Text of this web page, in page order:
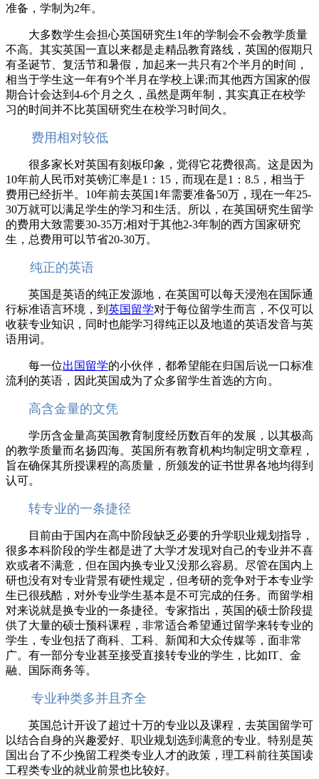
准备，学制为2年。
大多数学生会担心英国研究生1年的学制会不会教学质量
不高。其实英国一直以来都是走精品教育路线，英国的假期只
有圣诞节、复活节和暑假，加起来一共只有2个半月的时间，
相当于学生这一年有9个半月在学校上课;而其他西方国家的假
期合计会达到4-6个月之久，虽然是两年制，其实真正在校学
习的时间并不比英国研究生在校学习时间久。
费用相对较低
很多家长对英国有刻板印象，觉得它花费很高。这是因为
10年前人民币对英镑汇率是1：15，而现在是1：8.5，相当于
费用已经折半。10年前去英国1年需要准备50万，现在一年25-
30万就可以满足学生的学习和生活。所以，在英国研究生留学
的费用大致需要30-35万;相对于其他2-3年制的西方国家研究
生，总费用可以节省20-30万。
纯正的英语
英国是英语的纯正发源地，在英国可以每天浸泡在国际通
行标准语言环境，到 英国留学对于每位留学生而言，不仅可以
收获专业知识，同时也能学习得纯正以及地道的英语发音与英
语用词。
每一位出国留学的小伙伴，都希望能在归国后说一口标准
流利的英语，因此英国成为了众多留学生首选的方向。
高含金量的文凭
学历含金量高英国教育制度经历数百年的发展，以其极高
的教学质量而名扬四海。英国所有教育机构均制定明文章程，
旨在确保其所授课程的高质量，所颁发的证书世界各地均得到
认可。
转专业的一条捷径
目前由于国内在高中阶段缺乏必要的升学职业规划指导，
很多本科阶段的学生都是进了大学才发现对自己的专业并不喜
欢或者不满意，但在国内换专业又没那么容易。尽管在国内上
研也没有对专业背景有硬性规定，但考研的竞争对于本专业学
生已很残酷，对外专业学生基本是不可完成的任务。而留学相
对来说就是换专业的一条捷径。专家指出，英国的硕士阶段提
供了大量的硕士预科课程，非常适合希望通过留学来转专业的
学生，专业包括了商科、工科、新闻和大众传媒等，面非常
广。有一部分专业甚至接受直接转专业的学生，比如IT、金
融、国际商务等。
专业种类多并且齐全
英国总计开设了超过十万的专业以及课程，去英国留学可
以结合自身的兴趣爱好、职业规划选到满意的专业。特别是英
国出台了不少挽留工程类专业人才的政策，理工科前往英国读
工程类专业的就业前景也比较好。